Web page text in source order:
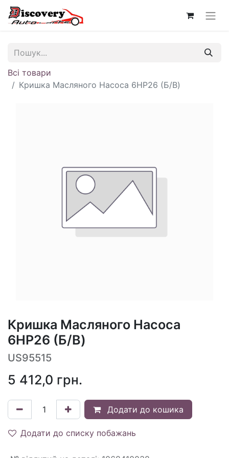
Всі товари
Кришка Масляного Насоса 6HP26 (Б/В)
Кришка Масляного Насоса
6HP26 (Б/В)
US95515
5 412,0 грн.
Додати до кошика
Додати до списку побажань